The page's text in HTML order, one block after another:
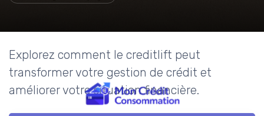
Explorez comment le creditlift peut
transformer votre gestion de crédit et
améliorer votre situation financière.